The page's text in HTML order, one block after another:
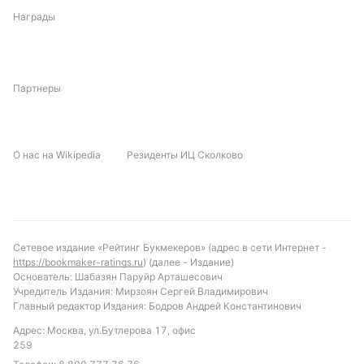
могут сыграть на руку Дендеру.
предположить, что матч будет достаточно равным,
позиции в таблице. Вероятен низкий или средний
способность Ла Лоувиере к результативной игре,
но с осторожностью в завершающей стадии.
Обновлено:
Автор
Награды
Партнеры
О нас на Wikipedia Резиденты ИЦ Сколково
Сетевое издание «Рейтинг Букмекеров» (адрес в сети Интернет -
https://bookmaker-ratings.ru) (далее - Издание)
Основатель: Шабазян Паруйр Арташесович
Учредитель Издания: Мирзоян Сергей Владимирович
Главный редактор Издания: Бодров Андрей Константинович
Адрес: Москва, ул.Бутлерова 17, офис
259